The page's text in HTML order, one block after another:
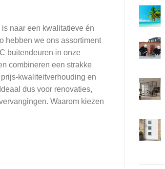
naar een kwalitatieve én
hebben we ons assortiment
buitendeuren in onze
combineren een strakke
kwaliteitverhouding en
dus voor renovaties,
Waarom kiezen